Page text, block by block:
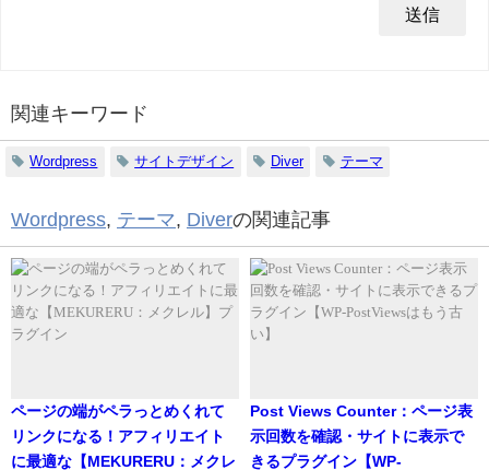
関連キーワード
Wordpress サイトデザイン Diver テーマ
Wordpress テーマ Diverの関連記事
ページの端がペラっとめくれて
リンクになる！アフィリエイト
に最適な【MEKURERU：メクレ
Post Views Counter：ページ表
示回数を確認・サイトに表示で
きるプラグイン【WP-